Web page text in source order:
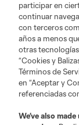
participar en
continuar
con terceros
años a menos
otras
“Cookies y
Términos de
en “Aceptar y
referenciadas
We’ve also